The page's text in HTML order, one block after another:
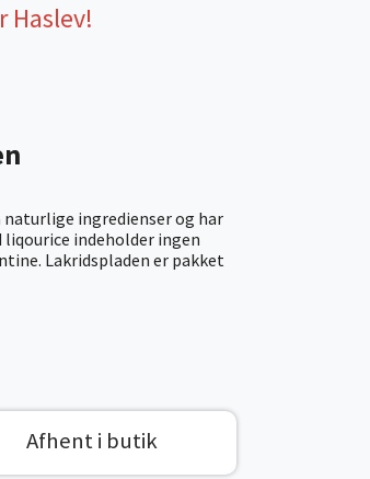
naturlige ingredienser og har
liqourice indeholder ingen
Lakridspladen er pakket
Afhent i butik